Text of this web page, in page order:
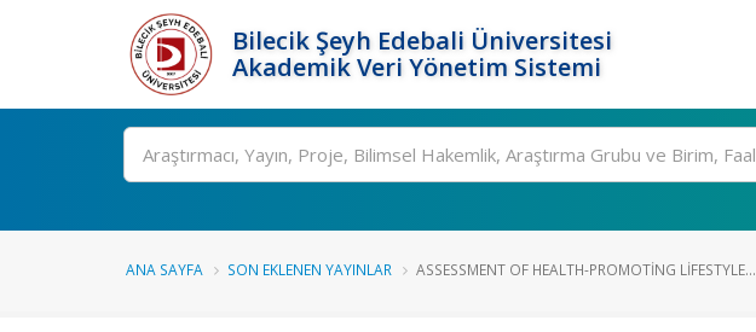
Bilecik Şeyh Edebali Üniversitesi
Akademik Veri Yönetim Sistemi
Ara
ANA SAYFA SON EKLENEN YAYINLAR ASSESSMENT OF HEALTH-PROMOTING LIFESTYLE...